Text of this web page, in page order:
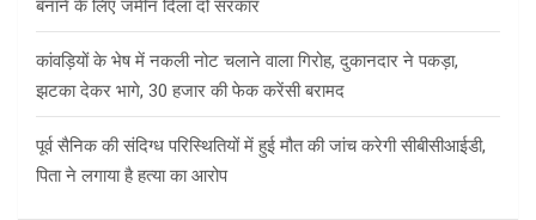
बनाने के लिए जमीन दिला दो सरकार
कांवड़ियों के भेष में नकली नोट चलाने वाला गिरोह, दुकानदार ने पकड़ा,
झटका देकर भागे, 30 हजार की फेक करेंसी बरामद
पूर्व सैनिक की संदिग्ध परिस्थितियों में हुई मौत की जांच करेगी सीबीसीआईडी,
पिता ने लगाया है हत्या का आरोप